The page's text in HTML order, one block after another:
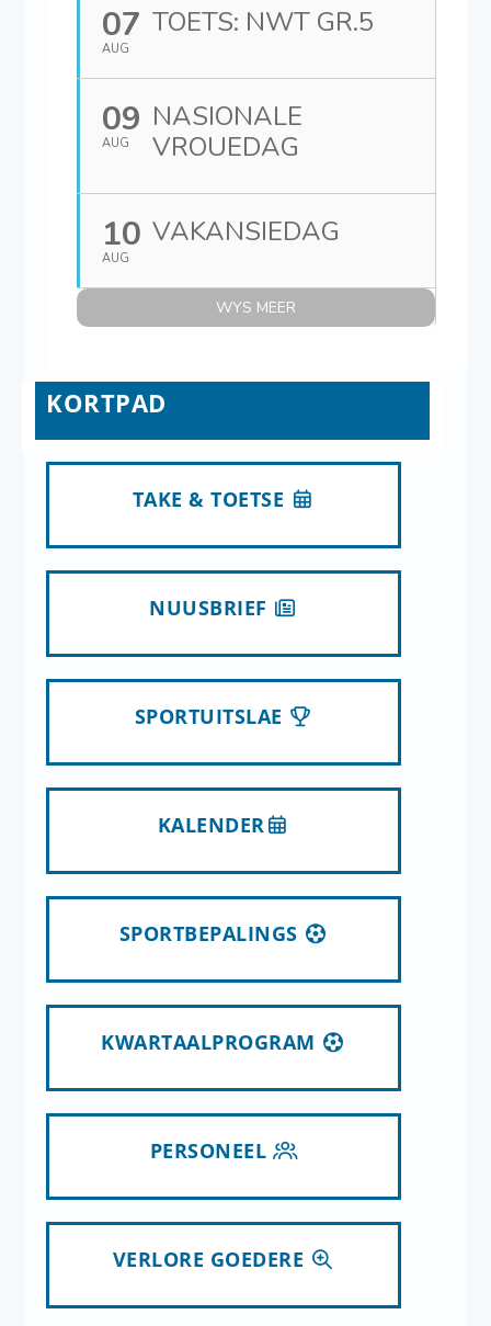
07
AUG
TOETS: NWT GR.5
09
AUG
NASIONALE
VROUEDAG
10
AUG
VAKANSIEDAG
WYS MEER
KORTPAD
TAKE & TOETSE
NUUSBRIEF
SPORTUITSLAE
KALENDER
SPORTBEPALINGS
KWARTAALPROGRAM
PERSONEEL
VERLORE GOEDERE